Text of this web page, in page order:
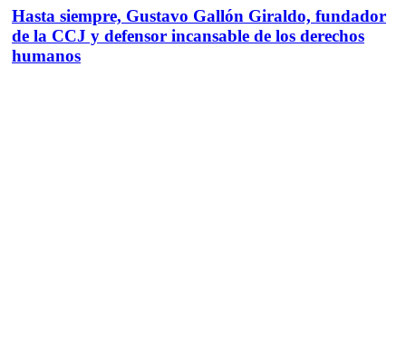
Hasta siempre, Gustavo Gallón Giraldo, fundador
de la CCJ y defensor incansable de los derechos
humanos